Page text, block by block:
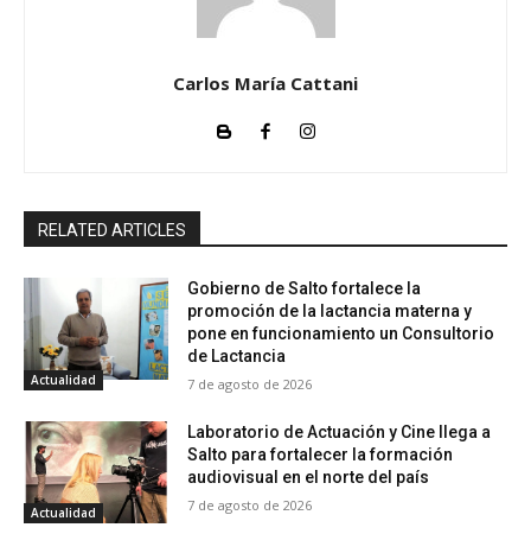
Carlos María Cattani
RELATED ARTICLES
Actualidad
Gobierno de Salto fortalece la
promoción de la lactancia materna y
pone en funcionamiento un Consultorio
de Lactancia
7 de agosto de 2026
Actualidad
Laboratorio de Actuación y Cine llega a
Salto para fortalecer la formación
audiovisual en el norte del país
7 de agosto de 2026